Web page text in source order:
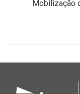
Mobilização